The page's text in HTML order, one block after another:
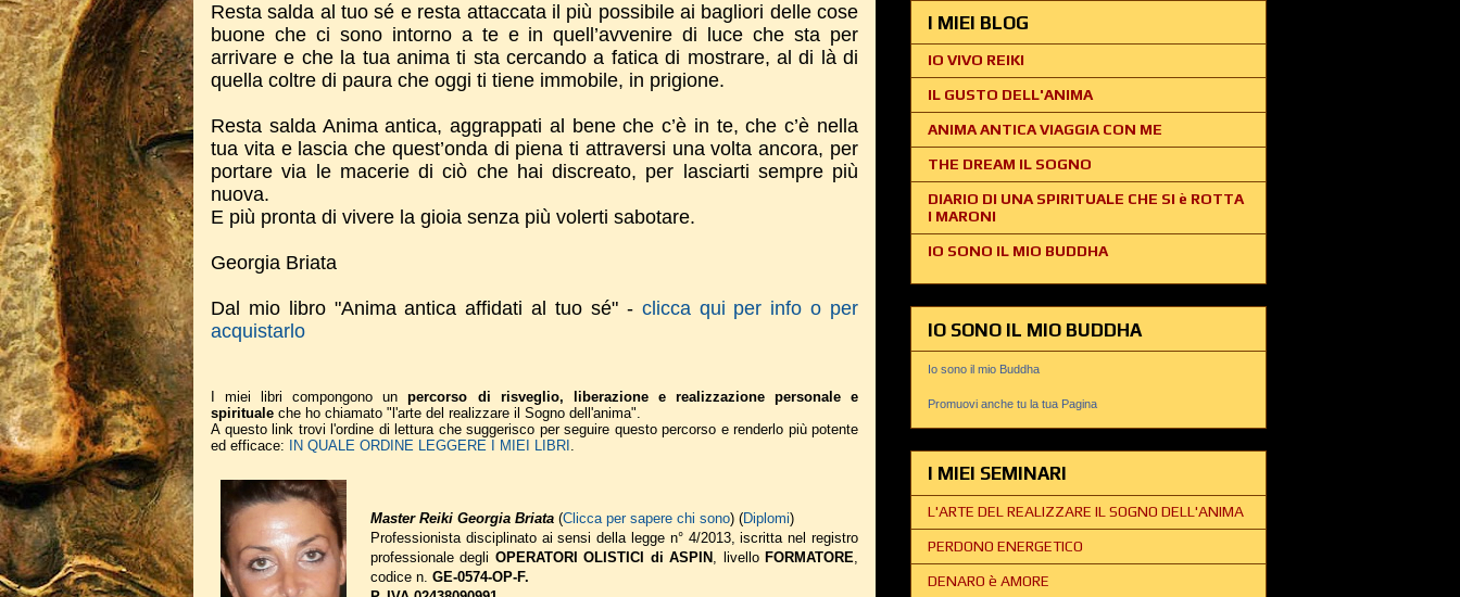
Resta salda al tuo sé e resta attaccata il più possibile ai bagliori delle cose
buone che ci sono intorno a te e in quell’avvenire di luce che sta per
arrivare e che la tua anima ti sta cercando a fatica di mostrare, al di là di
quella coltre di paura che oggi ti tiene immobile, in prigione.
Resta salda Anima antica, aggrappati al bene che c’è in te, che c’è nella
tua vita e lascia che quest’onda di piena ti attraversi una volta ancora, per
portare via le macerie di ciò che hai discreato, per lasciarti sempre più
nuova.
E più pronta di vivere la gioia senza più volerti sabotare.
Georgia Briata
Dal mio libro "Anima antica affidati al tuo sé" - clicca qui per info o per
acquistarlo
I miei libri compongono unpercorso di risveglio, liberazione e realizzazione personale e
spirituale che ho chiamato "l'arte del realizzare il Sogno dell'anima".
A questo link trovi l'ordine di lettura che suggerisco per seguire questo percorso e renderlo più potente
ed efficace:
IN QUALE ORDINE LEGGERE I MIEI LIBRI .
Master Reiki Georgia Briata (Clicca per sapere chi sono) (Diplomi)
Professionista disciplinato ai sensi della legge n° 4/2013, iscritta nel registro
professionale degli OPERATORI OLISTICI di ASPIN , livello FORMATORE,
codice n. GE-0574-OP-F.
I MIEI BLOG
IO VIVO REIKI
IL GUSTO DELL'ANIMA
ANIMA ANTICA VIAGGIA CON ME
THE DREAM IL SOGNO
DIARIO DI UNA SPIRITUALE CHE SI è ROTTA
I MARONI
IO SONO IL MIO BUDDHA
IO SONO IL MIO BUDDHA
Io sono il mio Buddha
Promuovi anche tu la tua Pagina
I MIEI SEMINARI
L'ARTE DEL REALIZZARE IL SOGNO DELL'ANIMA
PERDONO ENERGETICO
DENARO è AMORE